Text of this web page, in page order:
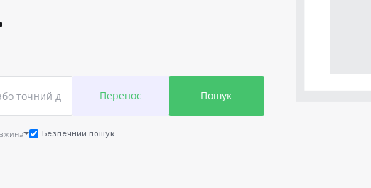
Безпечний пошук